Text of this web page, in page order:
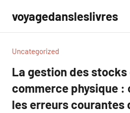
contenu
voyagedansleslivres
Uncategorized
La gestion des stocks
commerce physique
les erreurs courantes